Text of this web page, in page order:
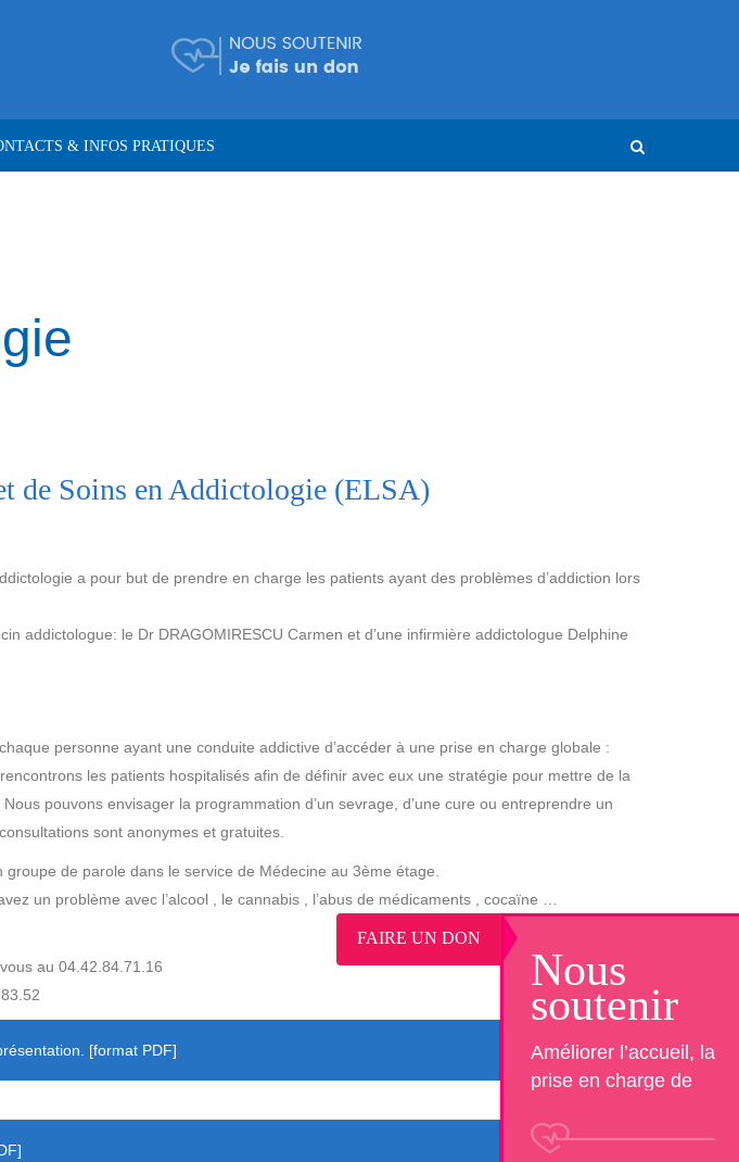
& INFOS PRATIQUES
de Soins en Addictologie (ELSA)
a pour but de prendre en charge les patients ayant des problèmes d’addiction lors
addictologue: le Dr DRAGOMIRESCU Carmen et d’une infirmière addictologue Delphine
personne ayant une conduite addictive d’accéder à une prise en charge globale :
les patients hospitalisés afin de définir avec eux une stratégie pour mettre de la
pouvons envisager la programmation d’un sevrage, d’une cure ou entreprendre un
sont anonymes et gratuites.
de parole dans le service de Médecine au 3ème étage.
un problème avec l’alcool , le cannabis , l’abus de médicaments , cocaïne …
au 04.42.84.71.16
Nous
soutenir
Améliorer l’accueil, la
prise en charge de
vie au travail.Aidez
FAIRE UN DON